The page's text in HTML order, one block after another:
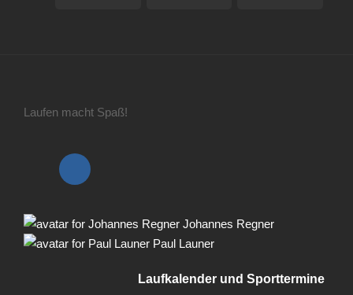
Laufen macht Spaß!
Johannes Regner
Paul Launer
Laufkalender und Sporttermine